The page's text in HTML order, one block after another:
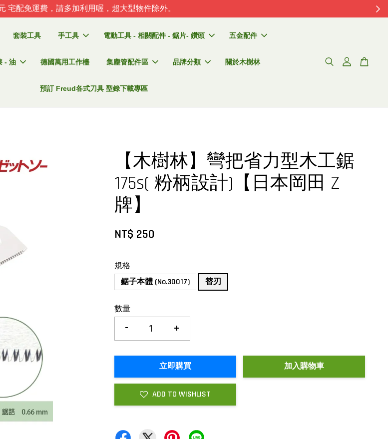
宅配免運費，請多加利用喔，超大型物件除外。
套裝工具 手工具 電動工具 - 相關配件 - 鋸片- 鑽頭 五金配件
- 油 德國萬用工作檯 集塵管配件區 品牌分類 關於木樹林
預訂 Freud各式刀具 型錄下載專區
【木樹林】彎把省力型木工鋸
175s( 粉柄設計)【日本岡田 Z
牌】
NT$ 250
規格
鋸子本體 (No.30017)
替刃
數量
- +
立即購買 加入購物車
ADD TO WISHLIST